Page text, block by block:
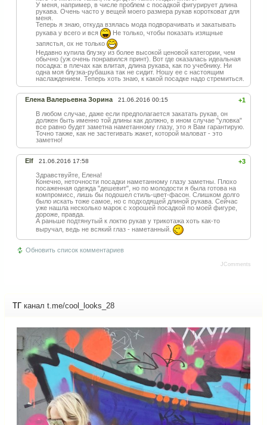
У меня, например, в числе проблем с посадкой фигурирует длина
рукава. Очень часто у вещей моего размера рукав коротковат для
меня.
Теперь я знаю, откуда взялась мода подворачивать и закатывать
рукава у всего и вся
Не только, чтобы показать изящные
запястья, ох не только
Недавно купила блузку из более высокой ценовой категории, чем
обычно (уж очень понравился принт). Вот где оказалась идеальная
посадка: в плечах как влитая, длина рукава, как по учебнику. Ни
одна моя блузка-рубашка так не сидит. Ношу ее с настоящим
наслаждением. Теперь хоть знаю, к какой посадке надо стремиться.
+1
Елена Валерьевна Зорина 21.06.2016 00:15
В любом случае, даже если предполагается закатать рукав, он
должен быть именно той длины как должно, в ином случае "уловка"
все равно будет заметна наметанному глазу, это я Вам гарантирую.
Точно также, как не застегивать жакет, которой маловат - это
заметно!
+3
Elf 21.06.2016 17:58
Здравствуйте, Елена!
Конечно, неточности посадки наметанному глазу заметны. Плохо
посаженная одежда "дешевит", но по молодости я была готова на
компромисс, лишь бы подошел стиль-цвет-фасон. Слишком долго
было искать тоже самое, но с подходящей длиной рукава. Сейчас
уже нашла несколько марок с хорошей посадкой по моей фигуре,
дороже, правда.
А раньше подтянутый к локтю рукав у трикотажа хоть как-то
выручал, ведь не всякий глаз - наметанный.
Обновить список комментариев
JComments
ТГ канал t.me/cool_looks_28